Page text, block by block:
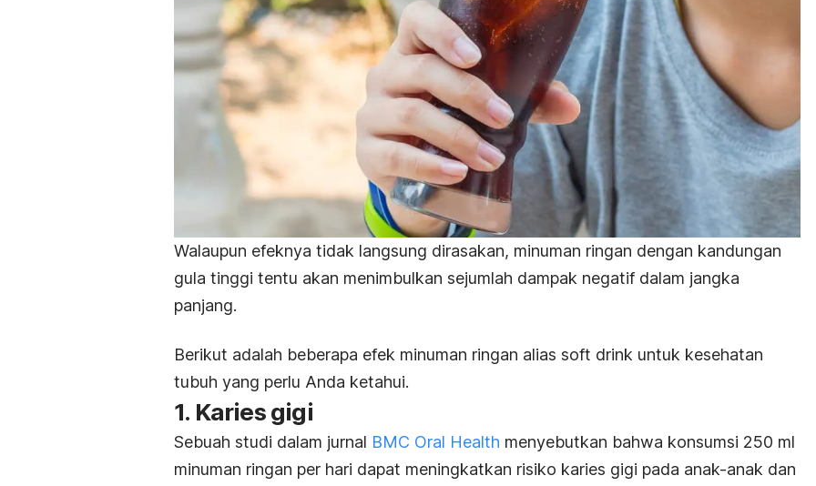
Walaupun efeknya tidak langsung dirasakan, minuman ringan dengan kandungan
gula tinggi tentu akan menimbulkan sejumlah dampak negatif dalam jangka
panjang.
Berikut adalah beberapa efek minuman ringan alias soft drink untuk kesehatan
tubuh yang perlu Anda ketahui.
1. Karies gigi
Sebuah studi dalam jurnal BMC Oral Health menyebutkan bahwa konsumsi 250 ml
minuman ringan per hari dapat meningkatkan risiko karies gigi pada anak-anak dan